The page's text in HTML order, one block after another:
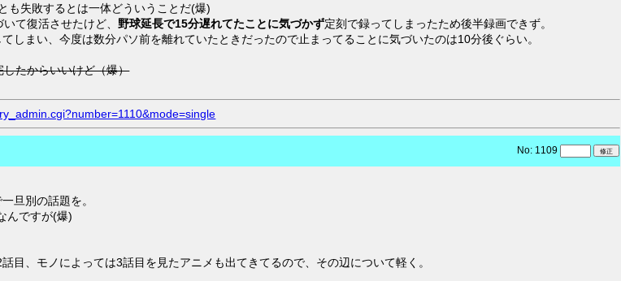
も失敗するとは一体どういうことだ(爆)
て復活させたけど、 野球延長で15分遅れてたことに気づかず定刻で録ってしまったため後半録画できず。
しまい、今度は数分パソ前を離れていたときだったので止まってることに気づいたのは10分後ぐらい。
したからいいけど（爆）
No: 1109
旦別の話題を。
んですが(爆)
目、モノによっては3話目を見たアニメも出てきてるので、その辺について軽く。